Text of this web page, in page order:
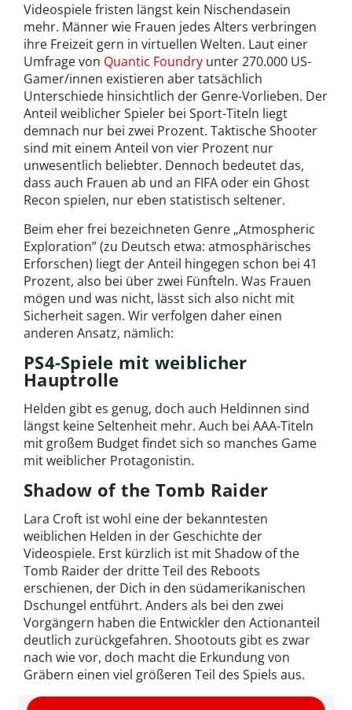
Videospiele fristen längst kein Nischendasein
mehr. Männer wie Frauen jedes Alters verbringen
ihre Freizeit gern in virtuellen Welten. Laut einer
Umfrage von Quantic Foundry unter 270.000 US-
Gamer/innen existieren aber tatsächlich
Unterschiede hinsichtlich der Genre-Vorlieben. Der
Anteil weiblicher Spieler bei Sport-Titeln liegt
demnach nur bei zwei Prozent. Taktische Shooter
sind mit einem Anteil von vier Prozent nur
unwesentlich beliebter. Dennoch bedeutet das,
dass auch Frauen ab und an FIFA oder ein Ghost
Recon spielen, nur eben statistisch seltener.
Beim eher frei bezeichneten Genre „Atmospheric
Exploration” (zu Deutsch etwa: atmosphärisches
Erforschen) liegt der Anteil hingegen schon bei 41
Prozent, also bei über zwei Fünfteln. Was Frauen
mögen und was nicht, lässt sich also nicht mit
Sicherheit sagen. Wir verfolgen daher einen
anderen Ansatz, nämlich:
PS4-Spiele mit weiblicher
Hauptrolle
Helden gibt es genug, doch auch Heldinnen sind
längst keine Seltenheit mehr. Auch bei AAA-Titeln
mit großem Budget findet sich so manches Game
mit weiblicher Protagonistin.
Shadow of the Tomb Raider
Lara Croft ist wohl eine der bekanntesten
weiblichen Helden in der Geschichte der
Videospiele. Erst kürzlich ist mit Shadow of the
Tomb Raider der dritte Teil des Reboots
erschienen, der Dich in den südamerikanischen
Dschungel entführt. Anders als bei den zwei
Vorgängern haben die Entwickler den Actionanteil
deutlich zurückgefahren. Shootouts gibt es zwar
nach wie vor, doch macht die Erkundung von
Gräbern einen viel größeren Teil des Spiels aus.